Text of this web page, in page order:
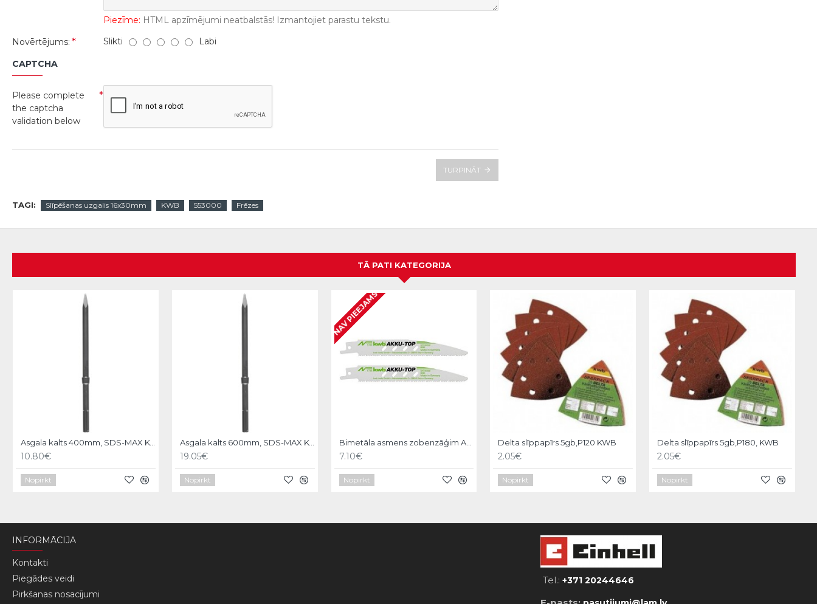
Piezīme: HTML apzīmējumi neatbalstās! Izmantojiet parastu tekstu.
Novērtējums:
Slikti Labi
CAPTCHA
Please complete
the captcha
validation below
TURPINĀT
TAGI: Slīpēšanas uzgalis 16x30mm KWB 553000 Frēzes
TĀ PATI KATEGORIJA
Asgala kalts 400mm, SDS-MAX KWB
10.80€
Nopirkt
Asgala kalts 600mm, SDS-MAX KWB
19.05€
Nopirkt
NAV PIEEJAMS
Bimetāla asmens zobenzāģim AKKU-TOP,150/130mm,2gb, KWB
7.10€
Nopirkt
Delta slīppapīrs 5gb,P120 KWB
2.05€
Nopirkt
Delta slīppapīrs 5gb,P180, KWB
2.05€
Nopirkt
INFORMĀCIJA
Kontakti
Piegādes veidi
Pirkšanas nosacījumi
Tel.:+371 20244646